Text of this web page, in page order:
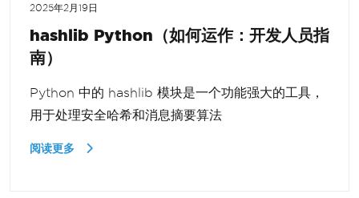
2025年2月19日
hashlib Python（如何运作：开发人员指
南）
Python 中的 hashlib 模块是一个功能强大的工具，
用于处理安全哈希和消息摘要算法
阅读更多